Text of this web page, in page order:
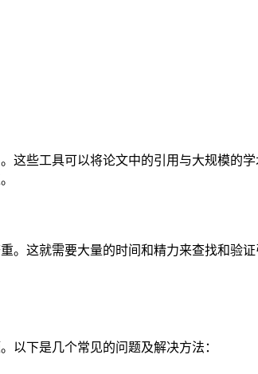
这些工具可以将论文中的引用与大规模的
。这就需要大量的时间和精力来查找和
以下是几个常见的问题及解决方法：